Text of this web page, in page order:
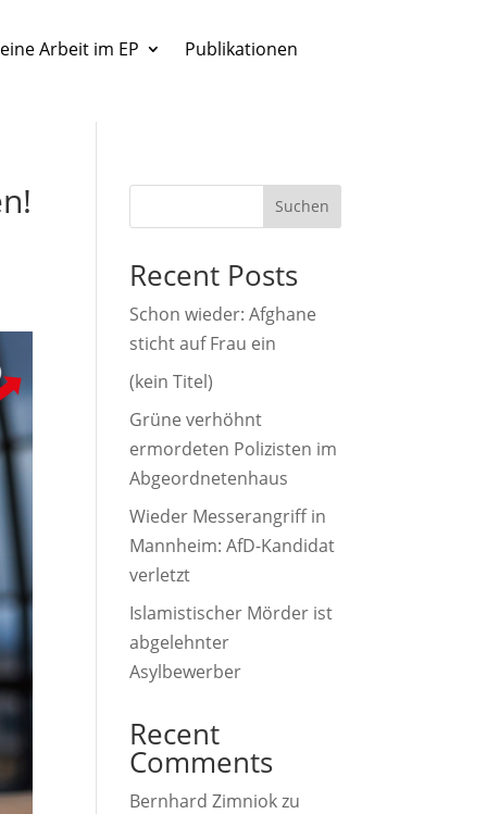
Arbeit im EP Publikationen
Suchen
Recent Posts
Schon wieder: Afghane
sticht auf Frau ein
(kein Titel)
Grüne verhöhnt
ermordeten Polizisten im
Abgeordnetenhaus
Wieder Messerangriff in
Mannheim: AfD-Kandidat
verletzt
Islamistischer Mörder ist
abgelehnter
Asylbewerber
Recent
Comments
Bernhard Zimniokzu